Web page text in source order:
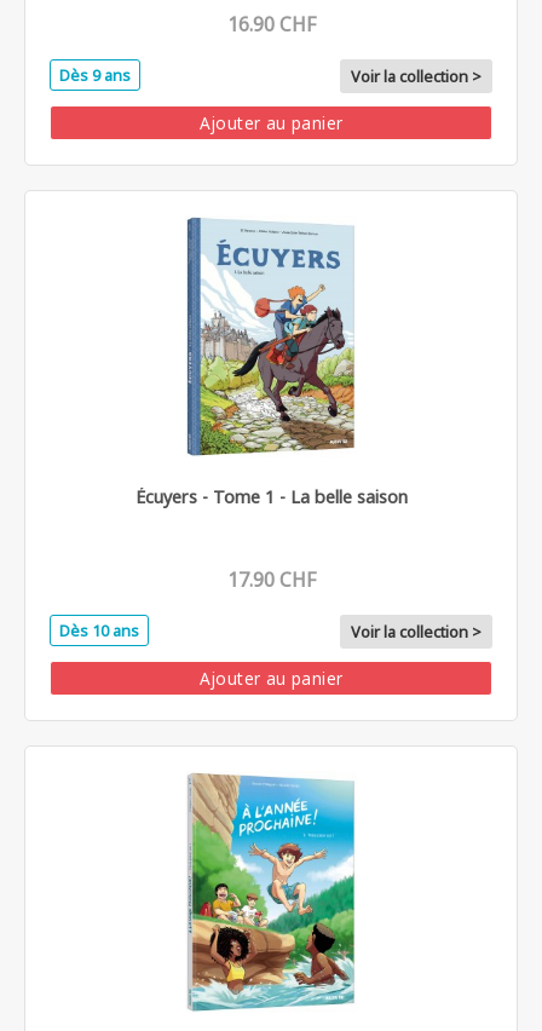
16.90 CHF
Dès 9 ans Voir la collection >
Ajouter au panier
Écuyers - Tome 1 - La belle saison
17.90 CHF
Dès 10 ans Voir la collection >
Ajouter au panier